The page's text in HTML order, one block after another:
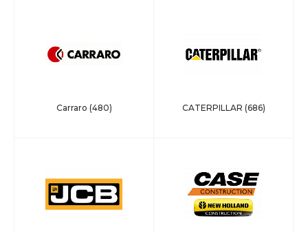
Carraro (480) CATERPILLAR (686)